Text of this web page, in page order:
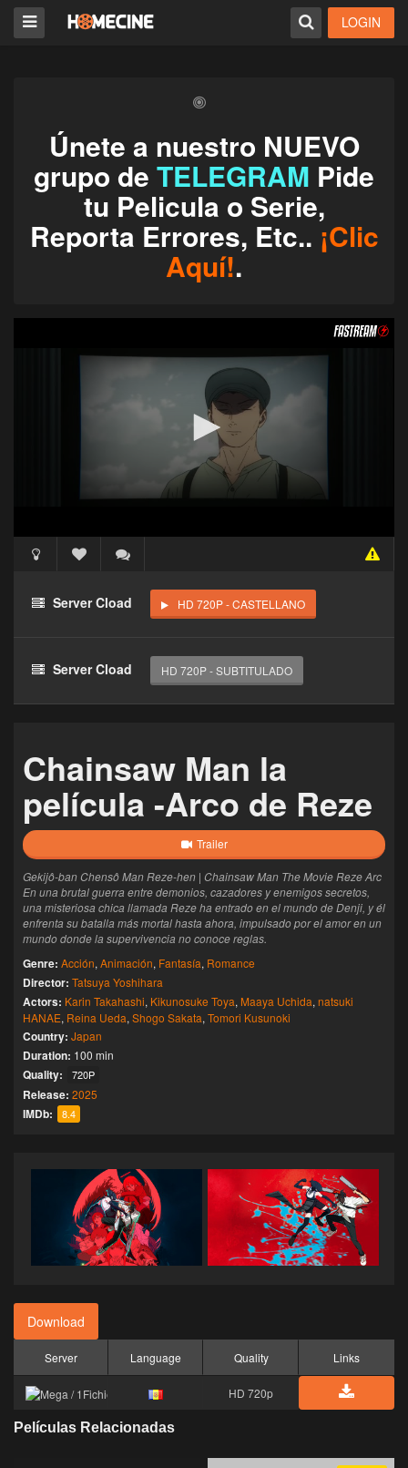
LOGIN
Únete a nuestro NUEVO
grupo de TELEGRAM Pide
tu Pelicula o Serie,
Reporta Errores, Etc.. ¡Clic
Aquí!.
Haz clic 3 veces en el botón para desbloquear este
reproductor
Clic 1 - Abrir primer enlace
Server Cload HD 720P - CASTELLANO
Server Cload HD 720P - SUBTITULADO
Chainsaw Man la
película -Arco de Reze
Trailer
Gekijô-ban Chensô Man Reze-hen | Chainsaw Man The Movie Reze Arc
En una brutal guerra entre demonios, cazadores y enemigos secretos,
una misteriosa chica llamada Reze ha entrado en el mundo de Denji, y él
enfrenta su batalla más mortal hasta ahora, impulsado por el amor en un
mundo donde la supervivencia no conoce reglas.
Genre: Acción, Animación, Fantasía, Romance
Director: Tatsuya Yoshihara
Actors: Karin Takahashi, Kikunosuke Toya, Maaya Uchida, natsuki
HANAE, Reina Ueda, Shogo Sakata, Tomori Kusunoki
Country: Japan
Duration: 100 min
Quality: 720P
Release: 2025
IMDb: 8.4
Download
Server Language Quality Links
HD 720p
Películas Relacionadas